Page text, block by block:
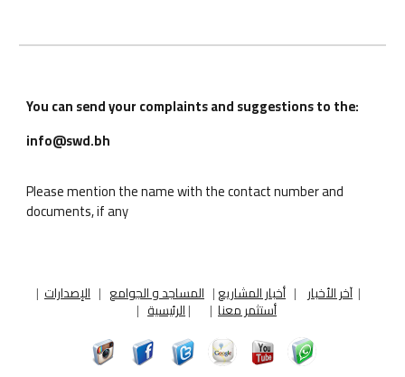
You can send your complaints and suggestions to the:
info@swd.bh
Please mention the name with the contact number and
documents, if any
| آخر الأخبار | أخبار المشاريع| المساجد و الجوامع | الإصدارات |
أستثمر معنا |
|الرئيسية |